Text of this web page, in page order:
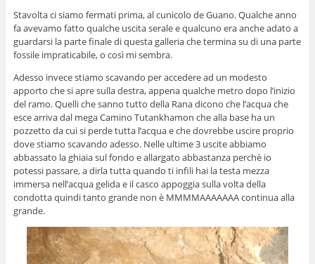
Stavolta ci siamo fermati prima, al cunicolo de Guano. Qualche anno
fa avevamo fatto qualche uscita serale e qualcuno era anche adato a
guardarsi la parte finale di questa galleria che termina su di una parte
fossile impraticabile, o così mi sembra.
Adesso invece stiamo scavando per accedere ad un modesto
apporto che si apre sulla destra, appena qualche metro dopo l’inizio
del ramo. Quelli che sanno tutto della Rana dicono che l’acqua che
esce arriva dal mega Camino Tutankhamon che alla base ha un
pozzetto da cui si perde tutta l’acqua e che dovrebbe uscire proprio
dove stiamo scavando adesso. Nelle ultime 3 uscite abbiamo
abbassato la ghiaia sul fondo e allargato abbastanza perchè io
potessi passare, a dirla tutta quando ti infili hai la testa mezza
immersa nell’acqua gelida e il casco appoggia sulla volta della
condotta quindi tanto grande non è MMMMAAAAAAA continua alla
grande.